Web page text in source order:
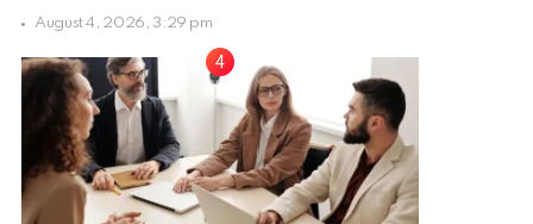
August 4, 2026, 3:29 pm